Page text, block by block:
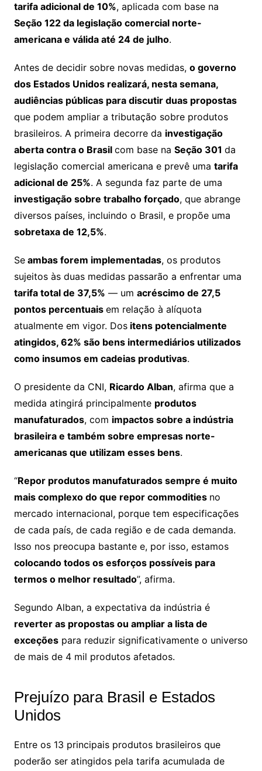
tarifa adicional de 10%, aplicada com base na
Seção 122 da legislação comercial norte-
americana e válida até 24 de julho.
Antes de decidir sobre novas medidas, o governo
dos Estados Unidos realizará, nesta semana,
audiências públicas para discutir duas propostas
que podem ampliar a tributação sobre produtos
brasileiros. A primeira decorre da investigação
aberta contra o Brasil com base na Seção 301 da
legislação comercial americana e prevê uma tarifa
adicional de 25%. A segunda faz parte de uma
investigação sobre trabalho forçado, que abrange
diversos países, incluindo o Brasil, e propõe uma
sobretaxa de 12,5%.
Seambas forem implementadas, os produtos
sujeitos às duas medidas passarão a enfrentar uma
tarifa total de 37,5% — um acréscimo de 27,5
pontos percentuais em relação à alíquota
atualmente em vigor. Dositens potencialmente
atingidos, 62% são bens intermediários utilizados
como insumos em cadeias produtivas.
O presidente da CNI, Ricardo Alban, afirma que a
medida atingirá principalmente produtos
manufaturados, com impactos sobre a indústria
brasileira e também sobre empresas norte-
americanas que utilizam esses bens.
“Repor produtos manufaturados sempre é muito
mais complexo do que repor commodities no
mercado internacional, porque tem especificações
de cada país, de cada região e de cada demanda.
Isso nos preocupa bastante e, por isso, estamos
colocando todos os esforços possíveis para
termos o melhor resultado”, afirma.
Segundo Alban, a expectativa da indústria é
reverter as propostas ou ampliar a lista de
exceçõespara reduzir significativamente o universo
de mais de 4 mil produtos afetados.
Prejuízo para Brasil e Estados
Unidos
Entre os 13 principais produtos brasileiros que
poderão ser atingidos pela tarifa acumulada de